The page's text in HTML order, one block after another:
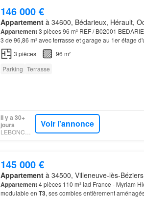
146 000 €
Appartementà 34600, Bédarieux, Hérault,
Appartement3 pièces 96 m² REF / B02001
3 de 96,86 m² avec terrasse et garage au 1er étage
appartement est en parfait état et ne nécessite
3 pièces
96 m²
Parking Terrasse
Il y a 30+
jours
LEBONCOIN
Voir l'annonce
145 000 €
Appartementà 34500, Villeneuve-lès-
Appartement4 pièces 110 m² iad France - Myriam
modulable en T3, ses combles entièrement